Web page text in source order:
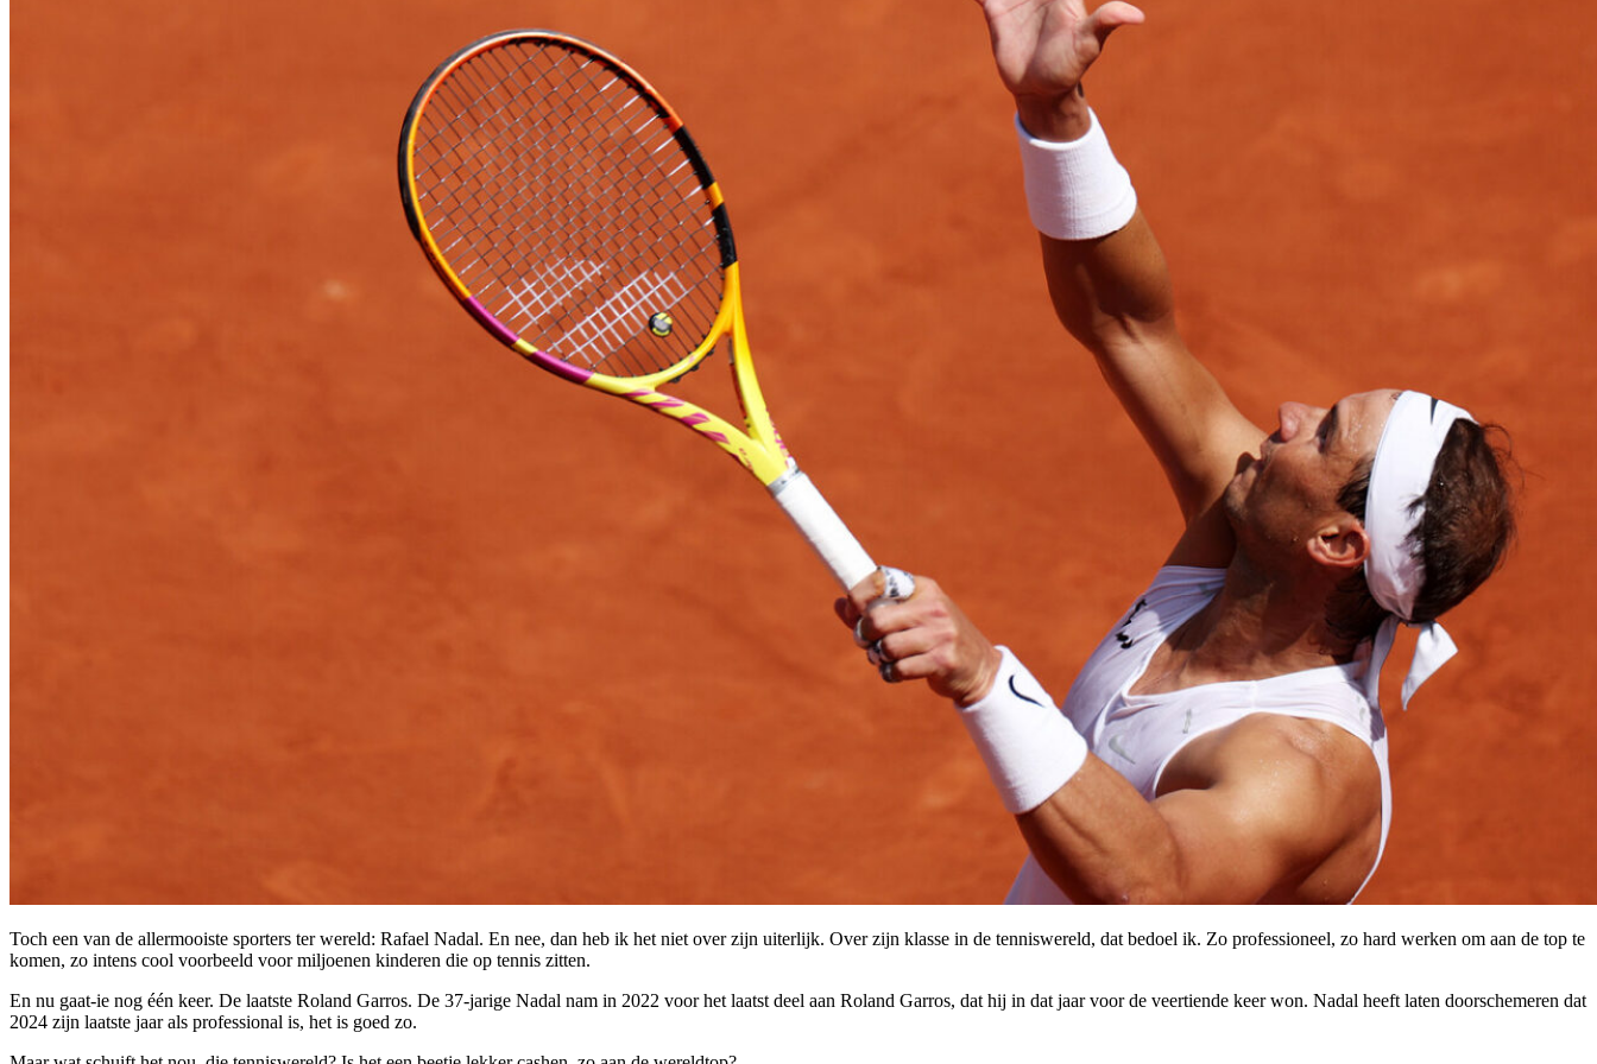
Toch een van de allermooiste sporters ter wereld: Rafael Nadal. En nee, dan heb ik het niet over zijn uiterlijk. Over zijn klasse in de tenniswereld, dat bedoel ik. Zo professioneel, zo hard werken om aan de top te
komen, zo intens cool voorbeeld voor miljoenen kinderen die op tennis zitten.
En nu gaat-ie nog één keer. De laatste Roland Garros. De 37-jarige Nadal nam in 2022 voor het laatst deel aan Roland Garros, dat hij in dat jaar voor de veertiende keer won. Nadal heeft laten doorschemeren dat
2024 zijn laatste jaar als professional is, het is goed zo.